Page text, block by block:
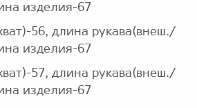
изделия-67
56, длина рукава(внеш./
изделия-67
57, длина рукава(внеш./
изделия-67